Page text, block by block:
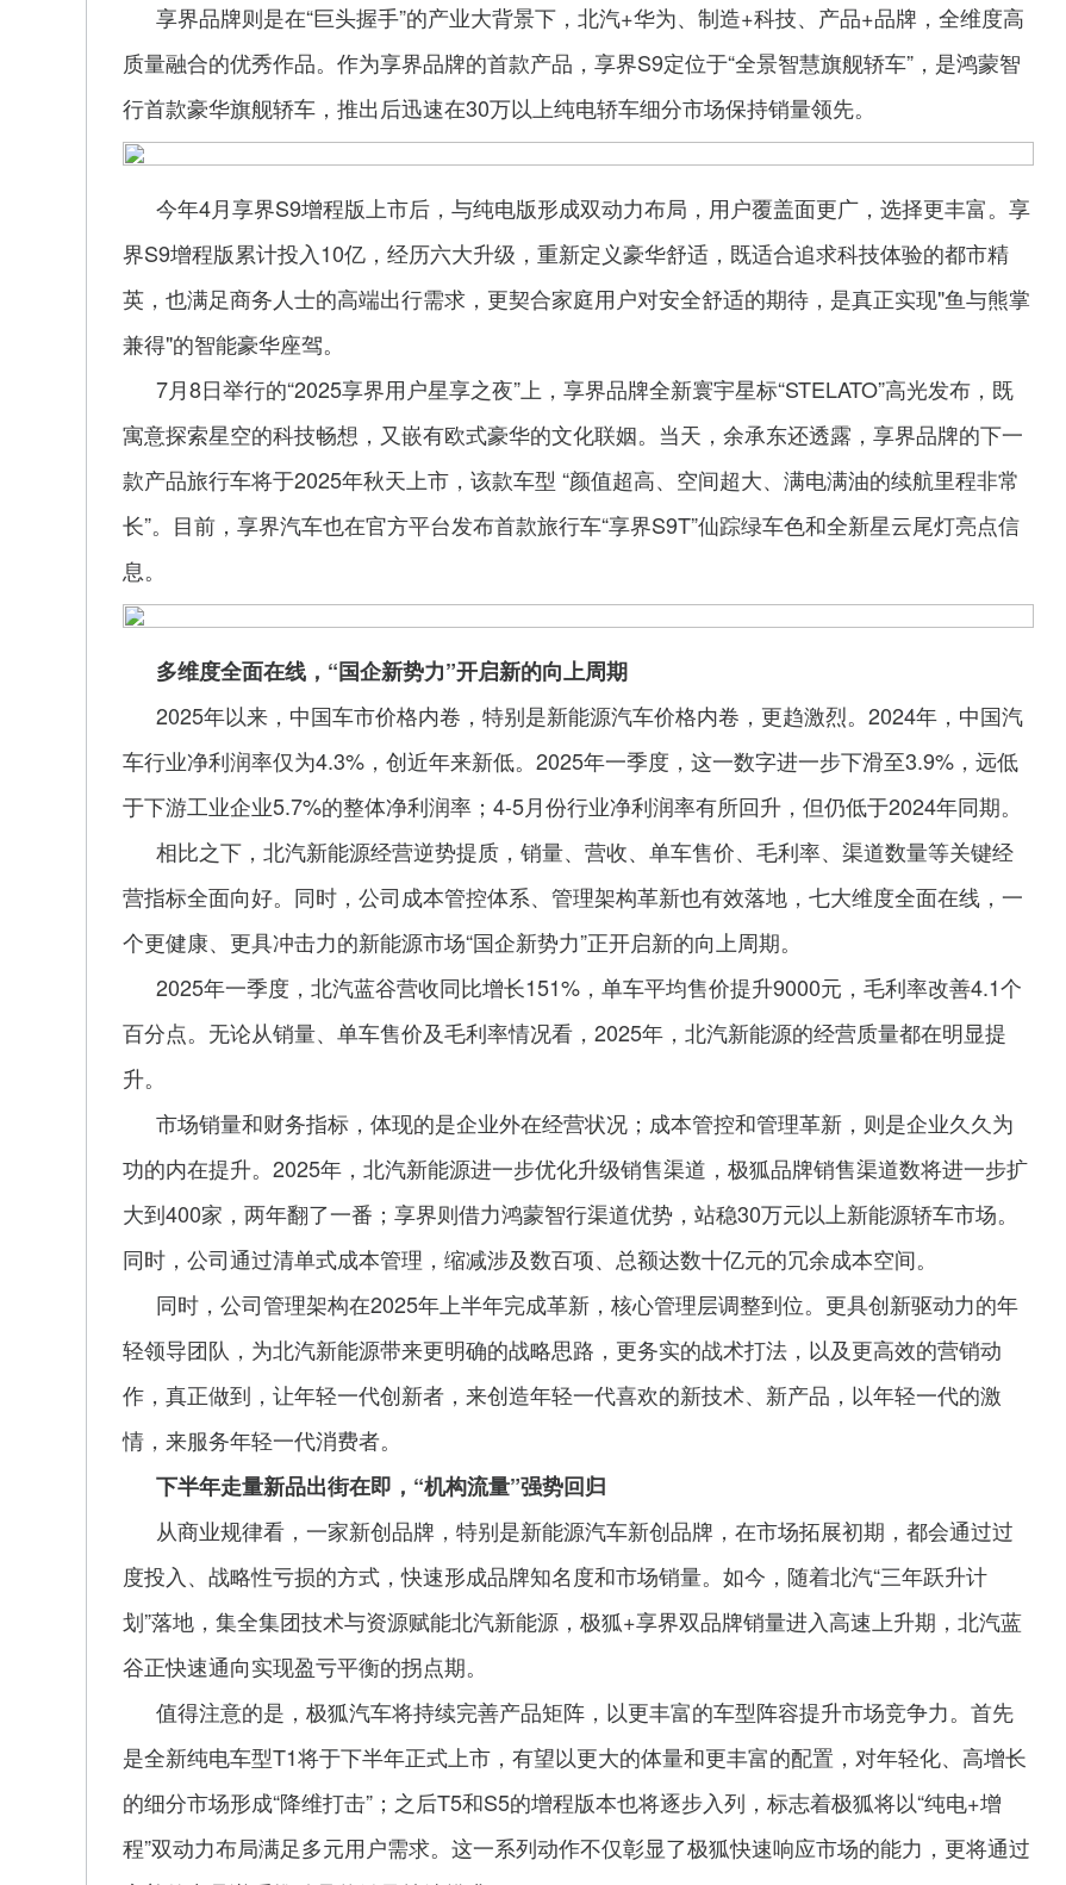
享界品牌则是在“巨头握手”的产业大背景下，北汽+华为、制造+科技、产品+品牌，全维度高
质量融合的优秀作品。作为享界品牌的首款产品，享界S9定位于“全景智慧旗舰轿车”，是鸿蒙智
行首款豪华旗舰轿车，推出后迅速在30万以上纯电轿车细分市场保持销量领先。
今年4月享界S9增程版上市后，与纯电版形成双动力布局，用户覆盖面更广，选择更丰富。享
界S9增程版累计投入10亿，经历六大升级，重新定义豪华舒适，既适合追求科技体验的都市精
英，也满足商务人士的高端出行需求，更契合家庭用户对安全舒适的期待，是真正实现"鱼与熊掌
兼得"的智能豪华座驾。
7月8日举行的“2025享界用户星享之夜”上，享界品牌全新寰宇星标“STELATO”高光发布，既
寓意探索星空的科技畅想，又嵌有欧式豪华的文化联姻。当天，余承东还透露，享界品牌的下一
款产品旅行车将于2025年秋天上市，该款车型 “颜值超高、空间超大、满电满油的续航里程非常
长”。目前，享界汽车也在官方平台发布首款旅行车“享界S9T”仙踪绿车色和全新星云尾灯亮点信
息。
多维度全面在线， “国企新势力”开启新的向上周期
2025年以来，中国车市价格内卷，特别是新能源汽车价格内卷，更趋激烈。2024年，中国汽
车行业净利润率仅为4.3%，创近年来新低。2025年一季度，这一数字进一步下滑至3.9%，远低
于下游工业企业5.7%的整体净利润率；4-5月份行业净利润率有所回升，但仍低于2024年同期。
相比之下，北汽新能源经营逆势提质，销量、营收、单车售价、毛利率、渠道数量等关键经
营指标全面向好。同时，公司成本管控体系、管理架构革新也有效落地，七大维度全面在线，一
个更健康、更具冲击力的新能源市场“国企新势力”正开启新的向上周期。
2025年一季度，北汽蓝谷营收同比增长151%，单车平均售价提升9000元，毛利率改善4.1个
百分点。无论从销量、单车售价及毛利率情况看，2025年，北汽新能源的经营质量都在明显提
升。
市场销量和财务指标，体现的是企业外在经营状况；成本管控和管理革新，则是企业久久为
功的内在提升。2025年，北汽新能源进一步优化升级销售渠道，极狐品牌销售渠道数将进一步扩
大到400家，两年翻了一番；享界则借力鸿蒙智行渠道优势，站稳30万元以上新能源轿车市场。
同时，公司通过清单式成本管理，缩减涉及数百项、总额达数十亿元的冗余成本空间。
同时，公司管理架构在2025年上半年完成革新，核心管理层调整到位。更具创新驱动力的年
轻领导团队，为北汽新能源带来更明确的战略思路，更务实的战术打法，以及更高效的营销动
作，真正做到，让年轻一代创新者，来创造年轻一代喜欢的新技术、新产品，以年轻一代的激
情，来服务年轻一代消费者。
下半年走量新品出街在即，“机构流量”强势回归
从商业规律看，一家新创品牌，特别是新能源汽车新创品牌，在市场拓展初期，都会通过过
度投入、战略性亏损的方式，快速形成品牌知名度和市场销量。如今，随着北汽“三年跃升计
划”落地，集全集团技术与资源赋能北汽新能源，极狐+享界双品牌销量进入高速上升期，北汽蓝
谷正快速通向实现盈亏平衡的拐点期。
值得注意的是，极狐汽车将持续完善产品矩阵，以更丰富的车型阵容提升市场竞争力。首先
是全新纯电车型T1将于下半年正式上市，有望以更大的体量和更丰富的配置，对年轻化、高增长
的细分市场形成“降维打击”；之后T5和S5的增程版本也将逐步入列，标志着极狐将以“纯电+增
程”双动力布局满足多元用户需求。这一系列动作不仅彰显了极狐快速响应市场的能力，更将通过